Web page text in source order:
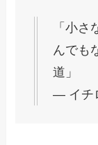
「小
んでも
道」
― イチ